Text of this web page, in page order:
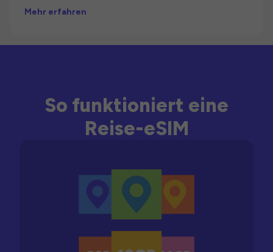
Mehr erfahren
So funktioniert eine
Reise-eSIM